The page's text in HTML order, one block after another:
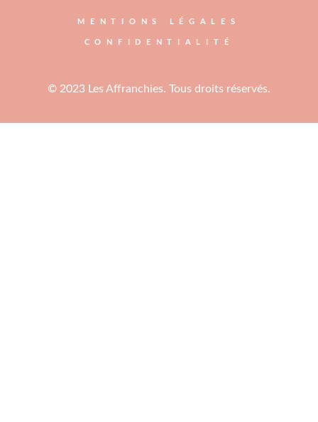
MENTIONS LÉGALES
CONFIDENTIALITÉ
© 2023 Les Affranchies. Tous droits réservés.